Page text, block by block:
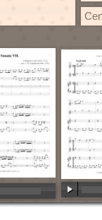
/00:00 00:00/